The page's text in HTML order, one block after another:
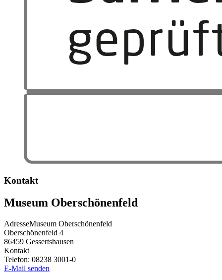
Kontakt
Museum Oberschönenfeld
AdresseMuseum Oberschönenfeld
Oberschönenfeld 4
86459 Gessertshausen
Kontakt
Telefon: 08238 3001-0
E-Mail senden